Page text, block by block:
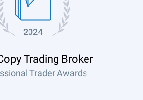
2024
Trading Broker
Trader Awards